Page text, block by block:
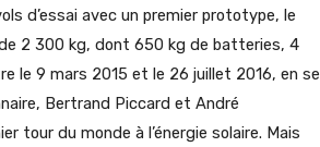
d’essai avec un premier prototype, le
2 300 kg, dont 650 kg de batteries, 4
le 9 mars 2015 et le 26 juillet 2016, en se
Bertrand Piccard et André
tour du monde à l’énergie solaire. Mais